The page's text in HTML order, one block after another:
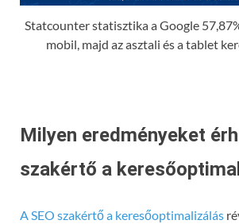
Statcounter statisztika a Google
mobil, majd az asztali és a tablet
Milyen eredményeket
szakértő a
A SEO szakértő a keresőoptimalizálás